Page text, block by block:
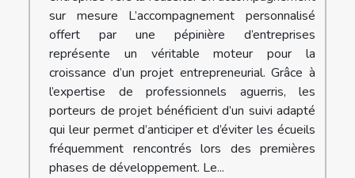
sur mesure L’accompagnement personnalisé
offert par une pépinière d’entreprises
représente un véritable moteur pour la
croissance d’un projet entrepreneurial. Grâce à
l’expertise de professionnels aguerris, les
porteurs de projet bénéficient d’un suivi adapté
qui leur permet d’anticiper et d’éviter les écueils
fréquemment rencontrés lors des premières
phases de développement. Le...